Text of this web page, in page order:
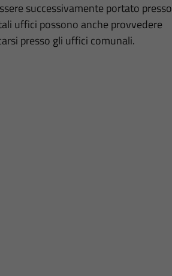
successivamente portato presso
uffici possono anche provvedere
presso gli uffici comunali.